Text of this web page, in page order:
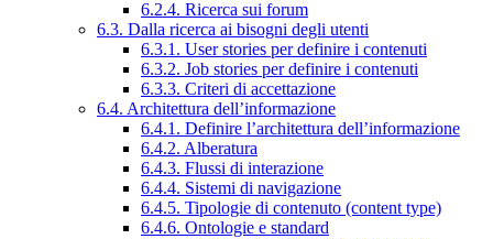
6.2.4. Ricerca sui forum
6.3. Dalla ricerca ai bisogni degli utenti
6.3.1. User stories per definire i contenuti
6.3.2. Job stories per definire i contenuti
6.3.3. Criteri di accettazione
6.4. Architettura dell’informazione
6.4.1. Definire l’architettura dell’informazione
6.4.2. Alberatura
6.4.3. Flussi di interazione
6.4.4. Sistemi di navigazione
6.4.5. Tipologie di contenuto (content type)
6.4.6. Ontologie e standard